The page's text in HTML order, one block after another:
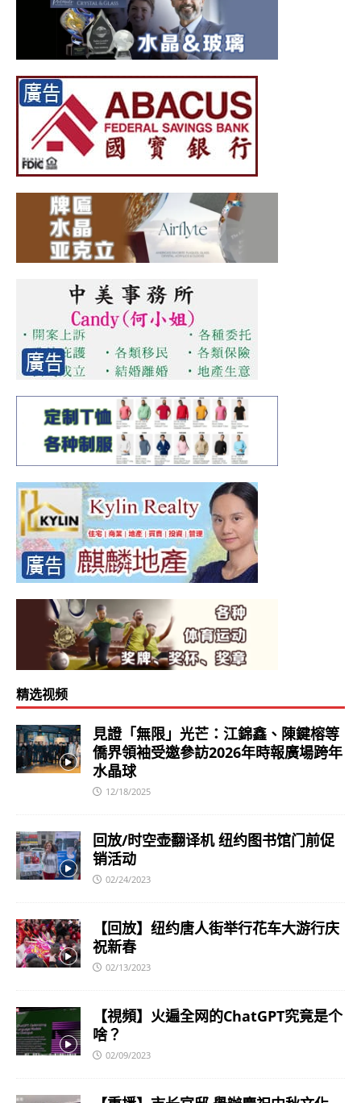
精选视频
見證「無限」光芒：江錦鑫、陳鍵榕等
僑界領袖受邀參訪2026年時報廣場跨年
水晶球
12/18/2025
回放/时空壶翻译机 纽约图书馆门前促
销活动
02/24/2023
【回放】纽约唐人街举行花车大游行庆
祝新春
02/13/2023
【視頻】火遍全网的ChatGPT究竟是个
啥？
02/09/2023